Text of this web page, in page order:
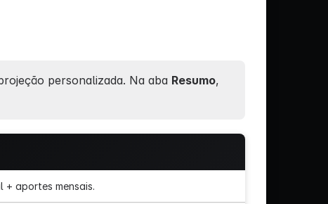
personalizada. Na aba Resumo,
aportes mensais.